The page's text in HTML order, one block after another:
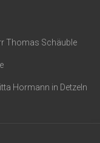
Thomas Schäuble
Hormann in Detzeln